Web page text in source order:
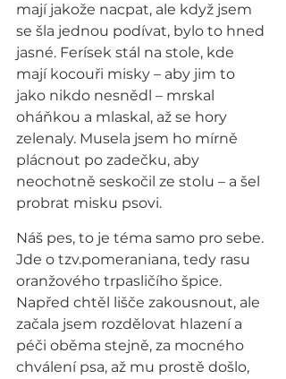
mají jakože nacpat, ale když jsem
se šla jednou podívat, bylo to hned
jasné. Ferísek stál na stole, kde
mají kocouři misky – aby jim to
jako nikdo nesnědl – mrskal
oháňkou a mlaskal, až se hory
zelenaly. Musela jsem ho mírně
plácnout po zadečku, aby
neochotně seskočil ze stolu – a šel
probrat misku psovi.
Náš pes, to je téma samo pro sebe.
Jde o tzv.pomeraniana, tedy rasu
oranžového trpasličího špice.
Napřed chtěl lišče zakousnout, ale
začala jsem rozdělovat hlazení a
péči oběma stejně, za mocného
chválení psa, až mu prostě došlo,